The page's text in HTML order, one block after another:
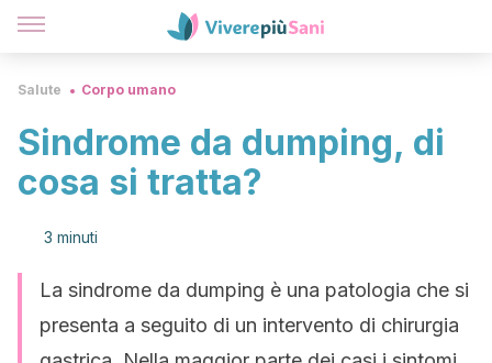
Salute Corpo umano
Sindrome da dumping, di
cosa si tratta?
3 minuti
La sindrome da dumping è una patologia che si
presenta a seguito di un intervento di chirurgia